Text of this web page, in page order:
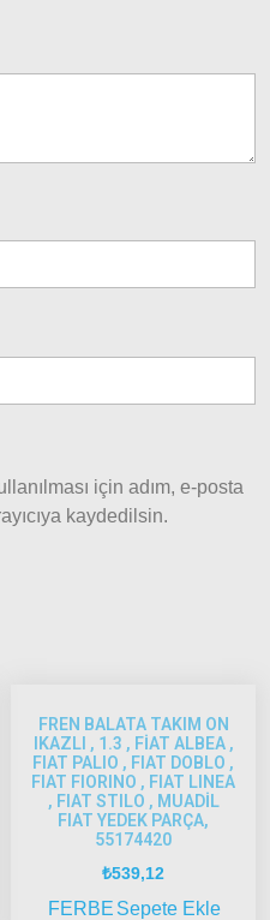
için adım, e-posta
kaydedilsin.
FREN BALATA TAKIM ON
IKAZLI , 1.3 , FİAT ALBEA ,
FIAT PALIO , FIAT DOBLO ,
FIAT FIORINO , FIAT LINEA
, FIAT STILO , MUADİL
FIAT YEDEK PARÇA,
55174420
₺539,12
FERBE Sepete Ekle